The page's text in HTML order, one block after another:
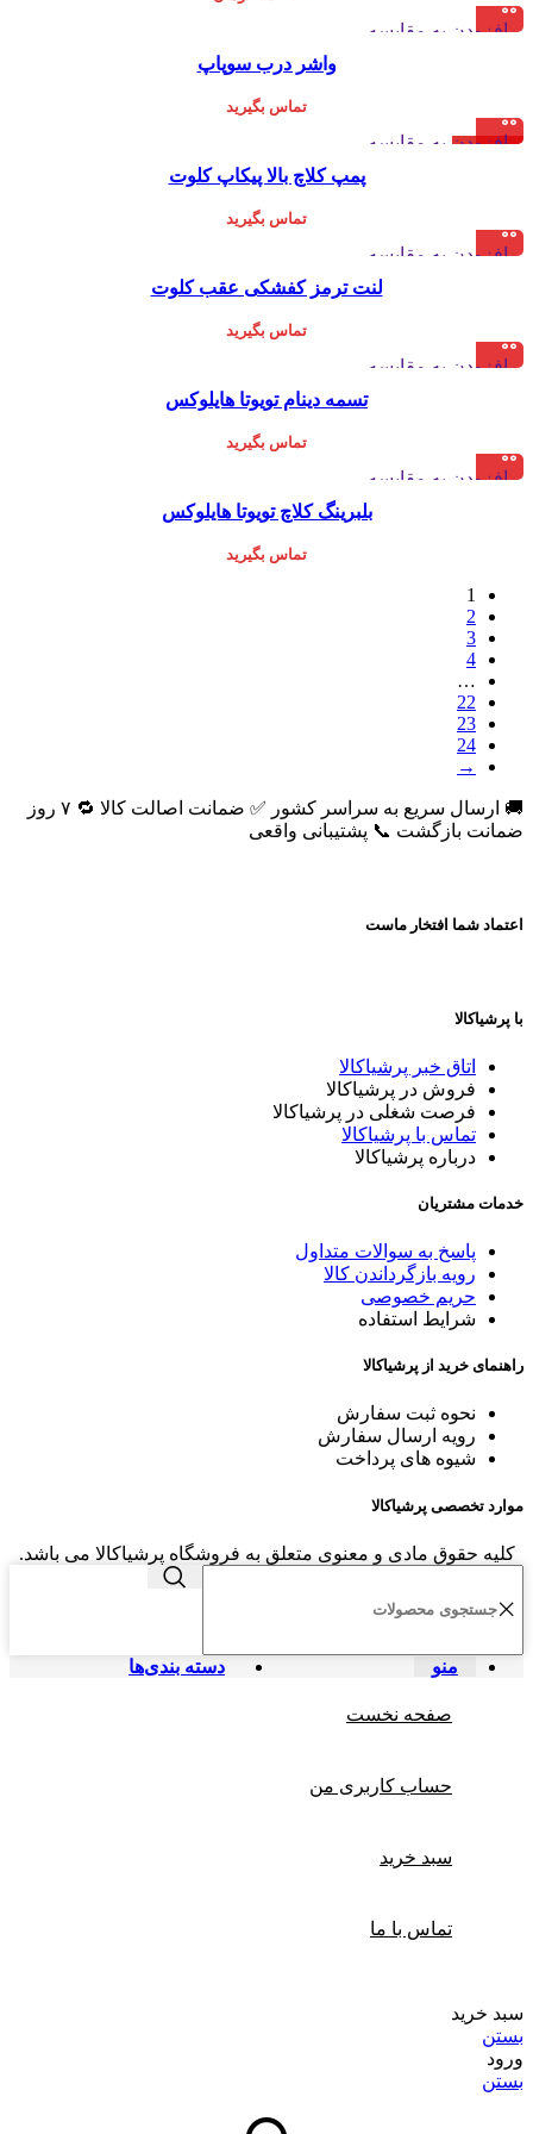
افزودن به مقایسه
واشر درب سوپاپ
تماس بگیرید
چین
افزودن به مقایسه
پمپ کلاچ بالا پیکاپ کلوت
تماس بگیرید
افزودن به مقایسه
لنت ترمز کفشکی عقب کلوت
تماس بگیرید
افزودن به مقایسه
تسمه دینام تویوتا هایلوکس
تماس بگیرید
افزودن به مقایسه
بلبرینگ کلاچ تویوتا هایلوکس
تماس بگیرید
1
2
3
4
…
22
23
24
→
🚚 ارسال سریع به سراسر کشور ✅ ضمانت اصالت کالا 🔁 ۷ روز
ضمانت بازگشت 📞 پشتیبانی واقعی
اعتماد شما افتخار ماست
با پرشیاکالا
اتاق خبر پرشیاکالا
فروش در پرشیاکالا
فرصت شغلی در پرشیاکالا
تماس با پرشیاکالا
درباره پرشیاکالا
خدمات مشتریان
پاسخ به سوالات متداول
رویه بازگرداندن کالا
حریم خصوصی
شرایط استفاده
راهنمای خرید از پرشیاکالا
نحوه ثبت سفارش
رویه ارسال سفارش
شیوه های پرداخت
موارد تخصصی پرشیاکالا
کلیه حقوق مادی و معنوی متعلق به فروشگاه پرشیاکالا می باشد.
منو دسته بندی‌ها
صفحه نخست
حساب کاربری من
سبد خرید
تماس با ما
سبد خرید
بستن
ورود
بستن